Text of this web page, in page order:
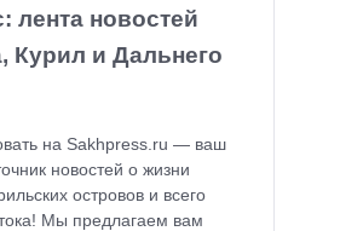
лента новостей
Курил и Дальнего
на Sakhpress.ru — ваш
новостей о жизни
островов и всего
Мы предлагаем вам